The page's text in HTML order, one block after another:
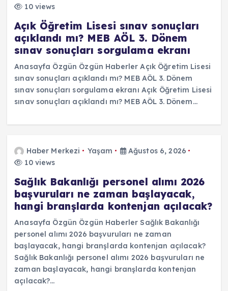
10 views
Açık Öğretim Lisesi sınav sonuçları
açıklandı mı? MEB AÖL 3. Dönem
sınav sonuçları sorgulama ekranı
Anasayfa Özgün Özgün Haberler Açık Öğretim Lisesi
sınav sonuçları açıklandı mı? MEB AÖL 3. Dönem
sınav sonuçları sorgulama ekranı Açık Öğretim Lisesi
sınav sonuçları açıklandı mı? MEB AÖL 3. Dönem…
Haber Merkezi Yaşam
Ağustos 6, 2026
10 views
Sağlık Bakanlığı personel alımı 2026
başvuruları ne zaman başlayacak,
hangi branşlarda kontenjan açılacak?
Anasayfa Özgün Özgün Haberler Sağlık Bakanlığı
personel alımı 2026 başvuruları ne zaman
başlayacak, hangi branşlarda kontenjan açılacak?
Sağlık Bakanlığı personel alımı 2026 başvuruları ne
zaman başlayacak, hangi branşlarda kontenjan
açılacak?…